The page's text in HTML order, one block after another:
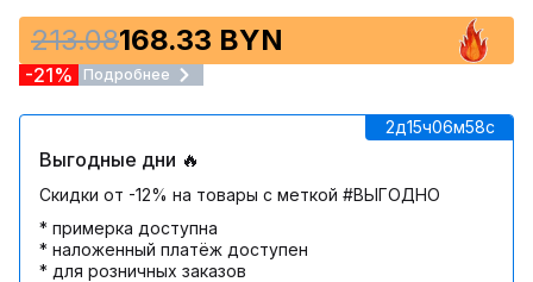
213.08168.33 BYN
-21% Подробнее
2д15ч06м58c
Выгодные дни 🔥
Скидки от -12% на товары с меткой #ВЫГОДНО
* примерка доступна
* наложенный платёж доступен
* для розничных заказов